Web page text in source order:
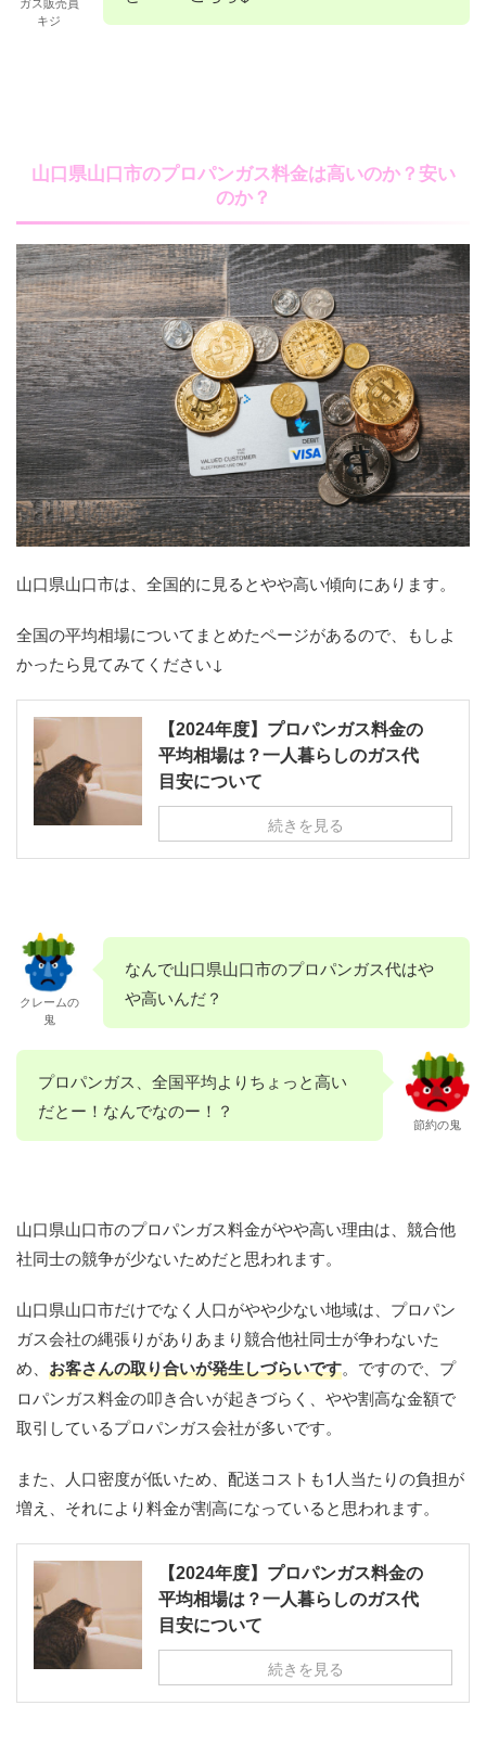
キジ
山口県山口市のプロパンガス料金は高いのか？安い
のか？
山口県山口市は、全国的に見るとやや高い傾向にあります。
全国の平均相場についてまとめたページがあるので、もしよ
かったら見てみてください↓
【2024年度】プロパンガス料金の
平均相場は？一人暮らしのガス代
目安について
続きを見る
クレームの
鬼
なんで山口県山口市のプロパンガス代はや
や高いんだ？
プロパンガス、全国平均よりちょっと高い
だとー！なんでなのー！？
節約の鬼
山口県山口市のプロパンガス料金がやや高い理由は、競合他
社同士の競争が少ないためだと思われます。
山口県山口市だけでなく人口がやや少ない地域は、プロパン
ガス会社の縄張りがありあまり競合他社同士が争わないた
め、 お客さんの取り合いが発生しづらいです。ですので、プ
ロパンガス料金の叩き合いが起きづらく、やや割高な金額で
取引しているプロパンガス会社が多いです。
また、人口密度が低いため、配送コストも1人当たりの負担が
増え、それにより料金が割高になっていると思われます。
【2024年度】プロパンガス料金の
平均相場は？一人暮らしのガス代
目安について
続きを見る